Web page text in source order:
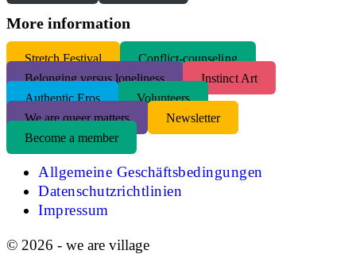
More information
Stretch Festival
Conflict-counseling
Belonging versus loneliness
Instinct Art
Authentic Eros
Volunteers
We are queer matters
Newsletter
Become a member
Allgemeine Geschäftsbedingungen
Datenschutzrichtlinien
Impressum
© 2026 - we are village